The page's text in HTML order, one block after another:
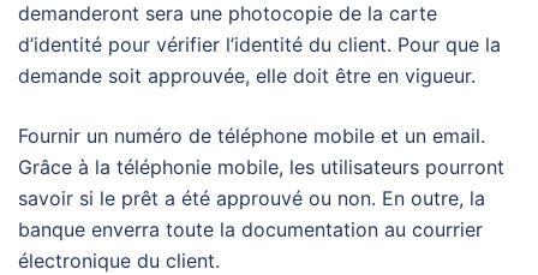
demanderont sera une photocopie de la carte
d’identité pour vérifier l’identité du client. Pour que la
demande soit approuvée, elle doit être en vigueur.
Fournir un numéro de téléphone mobile et un email.
Grâce à la téléphonie mobile, les utilisateurs pourront
savoir si le prêt a été approuvé ou non. En outre, la
banque enverra toute la documentation au courrier
électronique du client.